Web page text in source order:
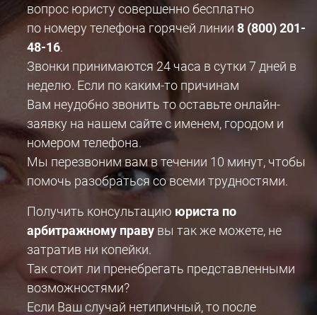
вопрос юристу совершенно бесплатно
по номеру телефона горячей линии 8 (800) 201-
48-16.
Звонки принимаются 24 часа в сутки 7 дней в
неделю. Если по каким-то причинам
Вам неудобно звонить то оставьте онлайн-
заявку на нашем сайте с именем, городом и
номером телефона.
Мы перезвоним вам в течении 10 минут, чтобы
помочь разобраться со всеми трудностями.
Получить консультацию юриста по
арбитражному праву вы так же можете, не
затратив ни копейки.
Так стоит ли пренебрегать представленными
возможностями?
Если Ваш случай нетипичный, то после